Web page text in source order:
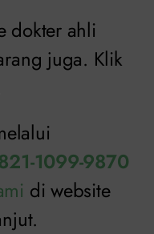
dokter ahli
juga. Klik
1099-9870
di website